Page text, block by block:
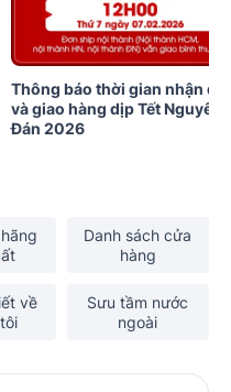
Thông báo thời gian nhận
và giao hàng dịp Tết Nguyên
Đán 2026
Danh sách cửa
hàng
về
Sưu tầm nước
ngoài